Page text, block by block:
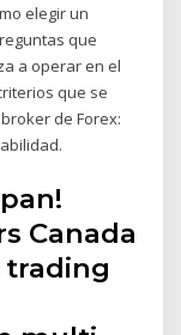
elegir un
que
a operar en el
que se
de Forex:
Canada
trading